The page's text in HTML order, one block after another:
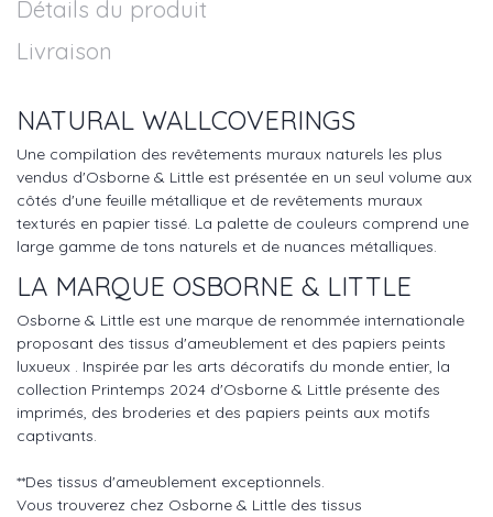
Détails du produit
Livraison
NATURAL WALLCOVERINGS
Une compilation des revêtements muraux naturels les plus
vendus d'Osborne & Little est présentée en un seul volume aux
côtés d'une feuille métallique et de revêtements muraux
texturés en papier tissé. La palette de couleurs comprend une
large gamme de tons naturels et de nuances métalliques.
LA MARQUE OSBORNE & LITTLE
Osborne & Little est une marque de renommée internationale
proposant des tissus d'ameublement et des papiers peints
luxueux . Inspirée par les arts décoratifs du monde entier, la
collection Printemps 2024 d'Osborne & Little présente des
imprimés, des broderies et des papiers peints aux motifs
captivants.
**Des tissus d'ameublement exceptionnels.
Vous trouverez chez Osborne & Little des tissus